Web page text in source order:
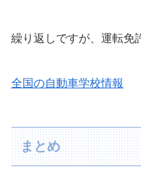
繰り返しですが、運転免
全国の自動車学校情報
まとめ